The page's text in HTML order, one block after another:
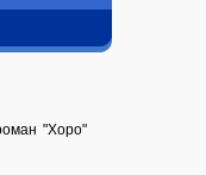
"Хоро"